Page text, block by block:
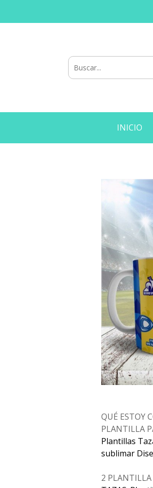
INICIO
QUÉ ESTOY
PLANTILLA
Plantillas
sublimar
2 PLANTILLA